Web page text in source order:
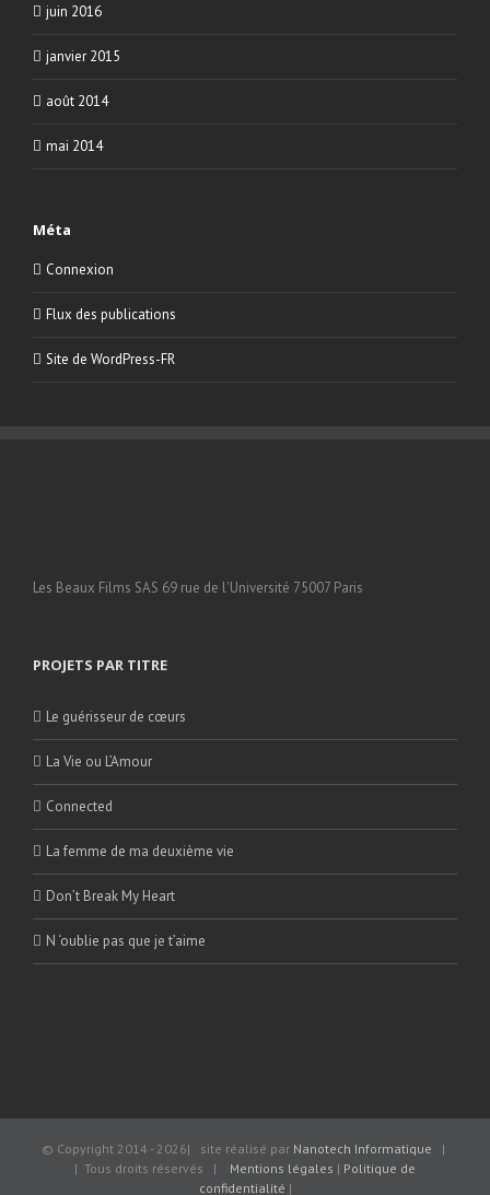
juin 2016
janvier 2015
août 2014
mai 2014
Méta
Connexion
Flux des publications
Site de WordPress-FR
Les Beaux Films SAS 69 rue de l'Université 75007 Paris
PROJETS PAR TITRE
Le guérisseur de cœurs
La Vie ou L’Amour
Connected
La femme de ma deuxième vie
Don’t Break My Heart
N ‘oublie pas que je t’aime
© Copyright 2014 -2026| site réalisé par Nanotech Informatique |
| Tous droits réservés | Mentions légales | Politique de
confidentialité |